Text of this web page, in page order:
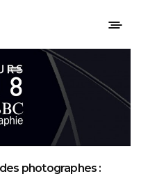
photographes :